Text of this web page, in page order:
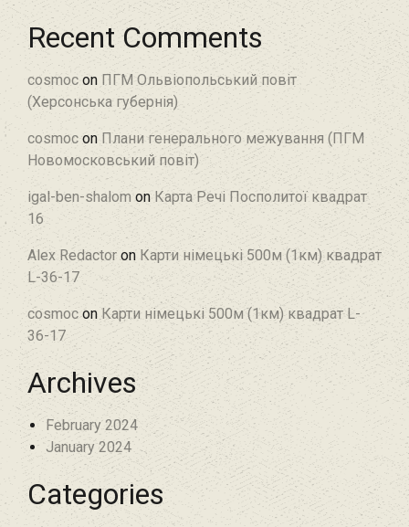
Recent Comments
cosmoc on ПГМ Ольвіопольський повіт
(Херсонська губернія)
cosmoc on Плани генерального межування (ПГМ
Новомосковський повіт)
igal-ben-shalom on Карта Речі Посполитої квадрат
16
Alex Redactor on Карти німецькі 500м (1км) квадрат
L-36-17
cosmoc on Карти німецькі 500м (1км) квадрат L-
36-17
Archives
February 2024
January 2024
Categories